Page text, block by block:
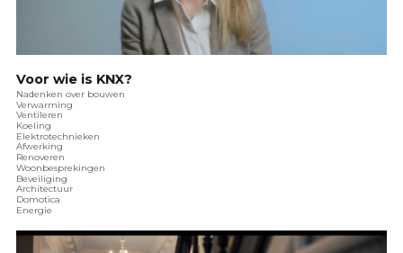
Voor wie is KNX?
Nadenken over bouwen
Verwarming
Ventileren
Koeling
Elektrotechnieken
Afwerking
Renoveren
Woonbesprekingen
Beveiliging
Architectuur
Domotica
Energie